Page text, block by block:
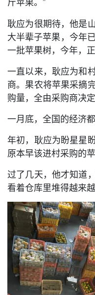
耿应为很期待，他是
大半辈子苹果，今年
一批苹果树，今年，
一直以来，耿应为和
商。果农将苹果采摘
购量，全由采购商决定
一月底，全国的经济
年初，耿应为盼星星
原本早该进村采购的
过了几天，他才知道
看着仓库里堆得越来